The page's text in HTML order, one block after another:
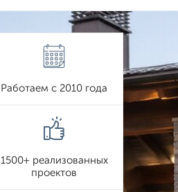
Работаем с 2010 года
1500+ реализованных
проектов